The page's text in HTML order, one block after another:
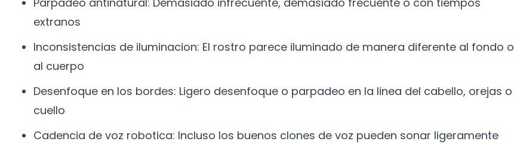
extranos
Inconsistencias de iluminacion: El rostro parece iluminado de manera diferente al fondo o
al cuerpo
Desenfoque en los bordes: Ligero desenfoque o parpadeo en la linea del cabello, orejas o
cuello
Cadencia de voz robotica: Incluso los buenos clones de voz pueden sonar ligeramente